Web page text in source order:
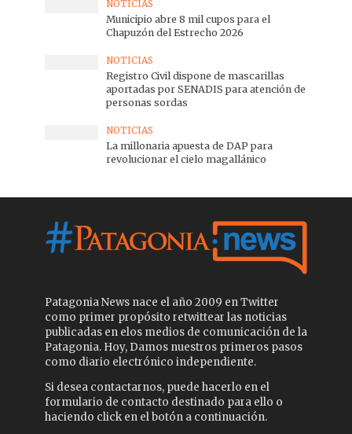
NOTICIAS
Municipio abre 8 mil cupos para el
Chapuzón del Estrecho 2026
NOTICIAS
Registro Civil dispone de mascarillas
aportadas por SENADIS para atención de
personas sordas
NOTICIAS
La millonaria apuesta de DAP para
revolucionar el cielo magallánico
Patagonia News nace el año 2009 en Twitter
como primer propósito retwittear las noticias
publicadas en elos medios de comunicación de la
Patagonia. Hoy, Damos nuestros primeros pasos
como diario electrónico independiente.
Si desea contactarnos, puede hacerlo en el
formulario de contacto destinado para ello o
haciendo click en el botón a continuación.